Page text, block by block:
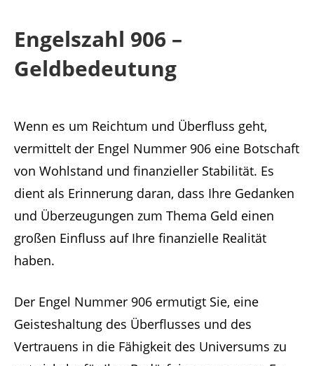
Engelszahl 906 –
Geldbedeutung
Wenn es um Reichtum und Überfluss geht,
vermittelt der Engel Nummer 906 eine Botschaft
von Wohlstand und finanzieller Stabilität. Es
dient als Erinnerung daran, dass Ihre Gedanken
und Überzeugungen zum Thema Geld einen
großen Einfluss auf Ihre finanzielle Realität
haben.
Der Engel Nummer 906 ermutigt Sie, eine
Geisteshaltung des Überflusses und des
Vertrauens in die Fähigkeit des Universums zu